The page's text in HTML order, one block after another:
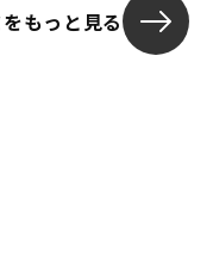
感じ
の会
もっと見る